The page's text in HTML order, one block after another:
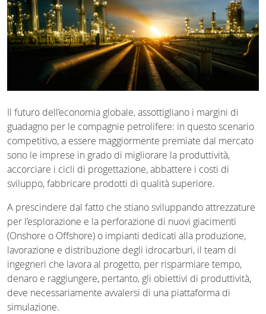
Il futuro dell’economia globale, assottigliano i margini di
guadagno per le compagnie petrolifere: in questo scenario
competitivo, a essere maggiormente premiate dal mercato
sono le imprese in grado di migliorare la produttività,
accorciare i cicli di progettazione, abbattere i costi di
sviluppo, fabbricare prodotti di qualità superiore.
A prescindere dal fatto che stiano sviluppando attrezzature
per l’esplorazione e la perforazione di nuovi giacimenti
(Onshore o Offshore) o impianti dedicati alla produzione,
lavorazione e distribuzione degli idrocarburi, il team di
ingegneri che lavora al progetto, per risparmiare tempo,
denaro e raggiungere, pertanto, gli obiettivi di produttività,
deve necessariamente avvalersi di una piattaforma di
simulazione.